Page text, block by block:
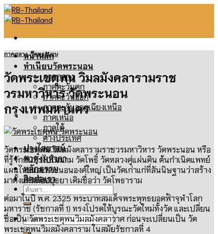
Skip
to
หน้าหลัก
ทำเนียบวัดพระนอน
ภาคกลาง
ภาคตะวันตก
ภาคตะวันออก
ภาคตะวันออกเฉียงเหนือ
ภาคเหนือ
ภาคใต้
ต่างประเทศ
ปางไสยาสน์
พาหุงมหากา
หลักธรรม
ติดต่อเรา
ค้นหา:
ค้นหา:
ภาคกลาง,วัดพระนอน
วัดพระเชตุพน วิมลมังคลารามราช
วรมหาวิหาร วัดพระนอน
กรุงเทพมหานคร
วัดพระเชตุพน วิมลมังคลารามราชวรมหาวิหาร วัดพระนอน หรือ
ที่รู้จักกันทั่วไปในนาม วัดโพธิ์ วัดหลวงคู่แผ่นดิน ต้นกำเนิดแพทย์
แผนไทยและพระนอนองค์ใหญ่ เป็นวัดเก่าแก่ที่สันนิษฐานว่าสร้าง
มาตั้งแต่สมัยอยุธยา เดิมชื่อว่า วัดโพธาราม
ต่อมาในปี พ.ศ. 2325 พระบาทสมเด็จพระพุทธยอดฟ้าจุฬาโลก
มหาราช (รัชกาลที่ 1) ทรงโปรดให้บูรณะวัดใหม่ทั้งวัด และเปลี่ยน
ชื่อเป็น วัดพระเชตุพนวิมลมังคลาวาศ ก่อนจะเปลี่ยนเป็น วัด
พระเชตุพนวิมลมังคลาราม ในสมัยรัชกาลที่ 4